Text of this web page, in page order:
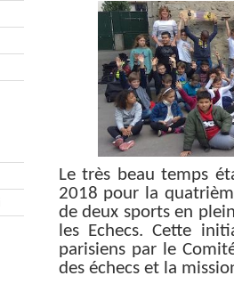
Le très beau temps
2018 pour la
de deux sports en
les Echecs. Cette
parisiens par le
des échecs et la